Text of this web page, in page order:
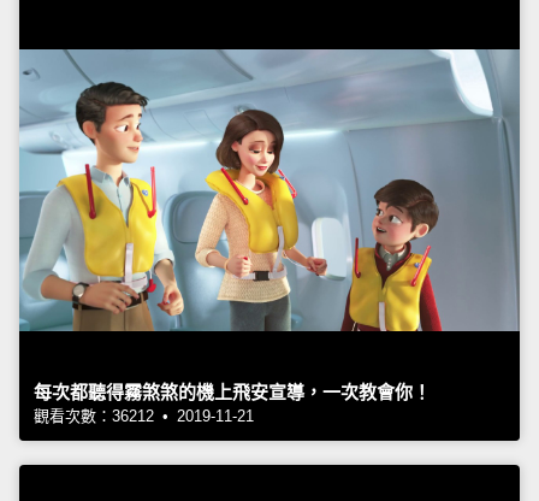
每次都聽得霧煞煞的機上飛安宣導，一次教會你！
觀看次數：36212 • 2019-11-21